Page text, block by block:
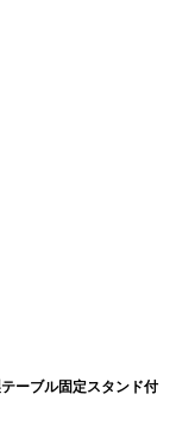
ーブル固定スタンド付